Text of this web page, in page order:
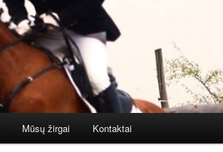
Mūsų žirgai Kontaktai